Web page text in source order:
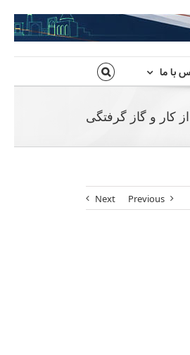
با ما
کار و گاز گرفتگی
Previous
Next